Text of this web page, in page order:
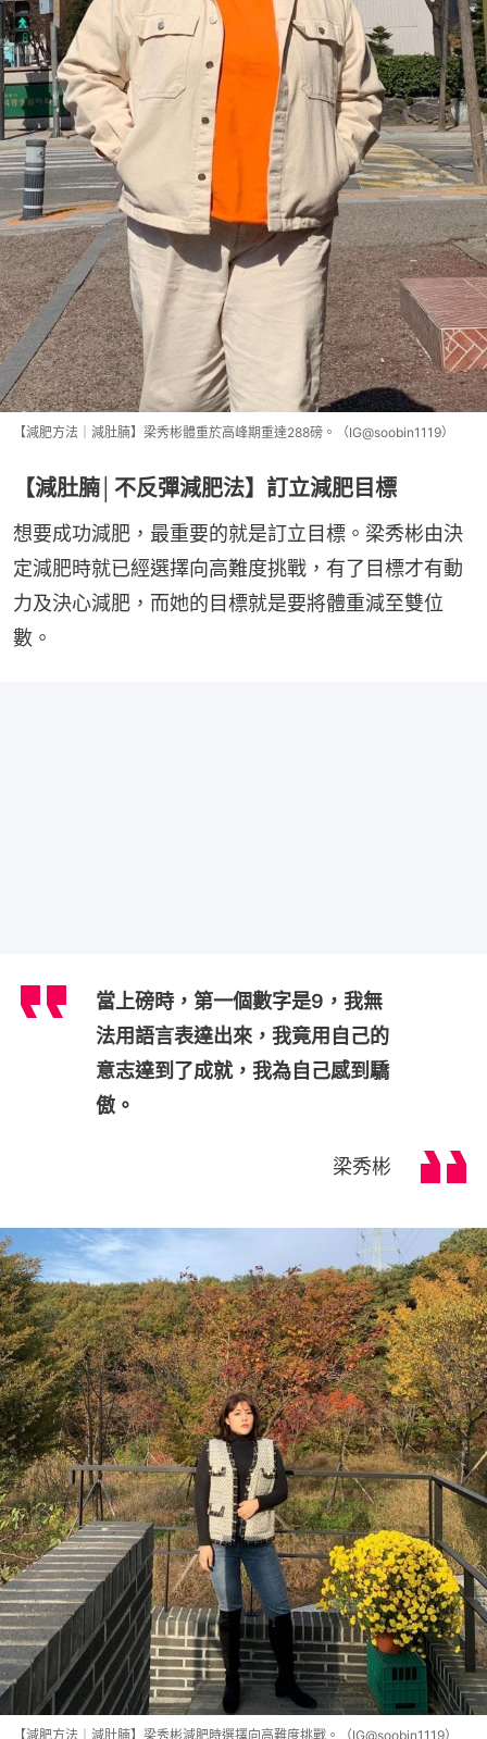
【減肥方法｜減肚腩】梁秀彬體重於高峰期重達288磅。（IG@soobin1119）
【減肚腩│不反彈減肥法】訂立減肥目標
想要成功減肥，最重要的就是訂立目標。梁秀彬由決
定減肥時就已經選擇向高難度挑戰，有了目標才有動
力及決心減肥，而她的目標就是要將體重減至雙位
數。
當上磅時，第一個數字是9，我無
法用語言表達出來，我竟用自己的
意志達到了成就，我為自己感到驕
傲。
梁秀彬
【減肥方法｜減肚腩】梁秀彬減肥時選擇向高難度挑戰。（IG@soobin1119）